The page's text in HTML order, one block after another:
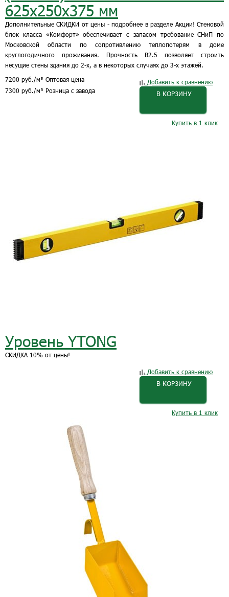
625х250х375 мм
Дополнительные СКИДКИ от цены - подробнее в разделе Акции! Стеновой
блок класса «Комфорт» обеспечивает с запасом требование СНиП по
Московской области по сопротивлению теплопотерям в доме
круглогодичного проживания. Прочность B2.5 позволяет строить
несущие стены здания до 2-х, а в некоторых случаях до 3-х этажей.
7200 руб./м³ Оптовая цена
7300 руб./м³ Розница с завода
Добавить к сравнению
В КОРЗИНУ
Купить в 1 клик
Уровень YTONG
СКИДКА 10% от цены!
Добавить к сравнению
В КОРЗИНУ
Купить в 1 клик